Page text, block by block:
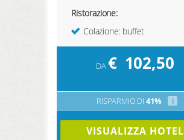
Ristorazione:
Colazione: buffet
DA€ 102,50
RISPARMIO DI 41% i
VISUALIZZA HOTEL